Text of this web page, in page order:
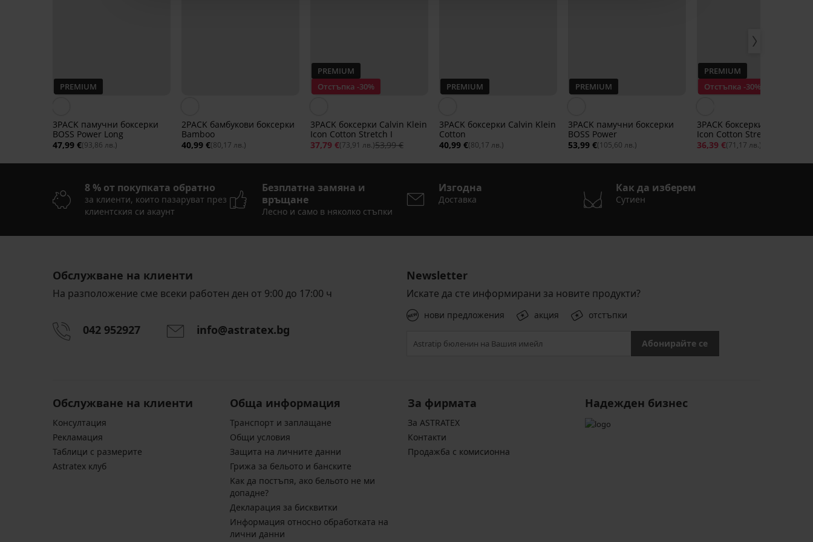
PREMIUM
3PACK памучни боксерки
BOSS Power Long
47,99 €(93,86 лв.)
2PACK бамбукови боксерки
Bamboo
40,99 €(80,17 лв.)
PREMIUM
Отстъпка -30%
3PACK боксерки Calvin Klein
Icon Cotton Stretch I
37,79 €(73,91 лв.)53,99 €
PREMIUM
3PACK боксерки Calvin Klein
Cotton
40,99 €(80,17 лв.)
PREMIUM
3PACK памучни боксерки
BOSS Power
53,99 €(105,60 лв.)
PREMIUM
Отстъпка -30%
3PACK боксерки Calvin Klein
Icon Cotton Stretch
36,39 €(71,17 лв.)
Petrol
Blue
лв.)
Безшевни
боксерки
(33,23
Black
безшевни
5
Tender
лв.)
Първоначална цена
20,99
€
(41,05
лв.)
8 % от покупката обратно
за клиенти, които пазаруват през
клиентския си акаунт
Безплатна замяна и
връщане
Лесно и само в няколко стъпки
Изгодна
Доставка
Как да изберем
Сутиен
Обслужване на клиенти
На разположение сме всеки работен ден от 9:00 до 17:00 ч
042 952927 info@astratex.bg
Newsletter
Искате да сте информирани за новите продукти?
нови предложения акция отстъпки
Абонирайте се
Обслужване на клиенти
Консултация
Pекламация
Таблици с размерите
Astratex клуб
Обща информация
Транспорт и заплащане
Общи условия
Защита на личните данни
Грижа за бельото и банските
Kак да постъпя, ако бельото не ми
допадне?
Декларация за бисквитки
Информация относно обработката на
лични данни
За фирмата
За ASTRATEX
Контакти
Продажба с комисионна
Надежден бизнес